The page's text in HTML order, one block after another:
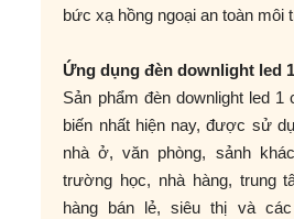
bức xạ hồng ngoại an toàn môi
Ứng dụng đèn downlight led
Sản phẩm đèn downlight led 1
biến nhất hiện nay, được sử
nhà ở, văn phòng, sảnh
trường học, nhà hàng, trung
hàng bán lẻ, siêu thị và